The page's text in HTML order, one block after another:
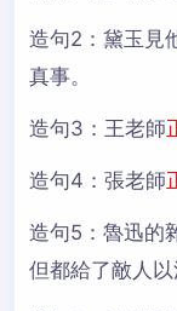
造句2： 黛玉見
真事。
造句3： 王老師
造句4： 張老師
造句5： 魯迅的
但都給了敵人以